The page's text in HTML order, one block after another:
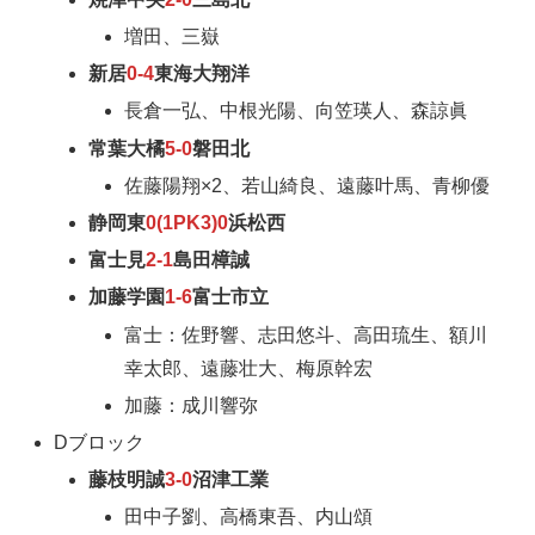
増田、三嶽
新居0-4東海大翔洋
長倉一弘、中根光陽、向笠瑛人、森諒眞
常葉大橘5-0磐田北
佐藤陽翔×2、若山綺良、遠藤叶馬、青柳優
静岡東0(1PK3)0浜松西
富士見2-1島田樟誠
加藤学園1-6富士市立
富士：佐野響、志田悠斗、高田琉生、額川
幸太郎、遠藤壮大、梅原幹宏
加藤：成川響弥
Dブロック
藤枝明誠3-0沼津工業
田中子劉、高橋東吾、内山頌